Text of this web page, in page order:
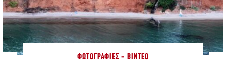
ΦΩΤΟΓΡΑΦΊΕΣ - ΒΊΝΤΕΟ